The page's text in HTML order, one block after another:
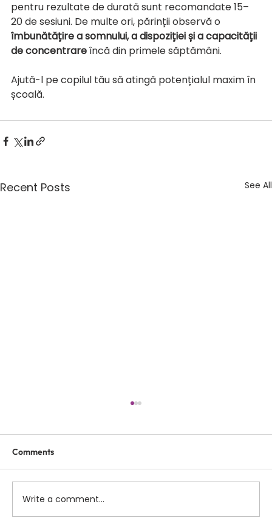
pentru rezultate de durată sunt recomandate 15–
20 de sesiuni. De multe ori, părinții observă o
îmbunătățire a somnului, a dispoziției și a capacității
de concentrare încă din primele săptămâni.
Ajută-l pe copilul tău să atingă potențialul maxim în
școală.
Recent Posts See All
Comments
Write a comment...